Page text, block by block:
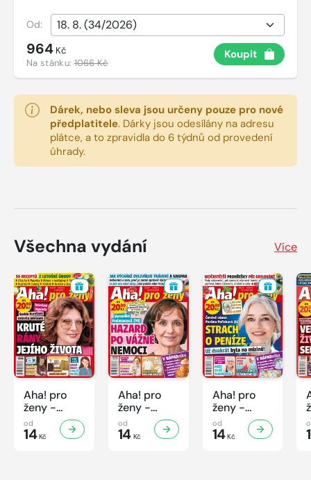
Od:
964 Kč
Na stánku:1066 Kč
Koupit
Dárek, nebo sleva jsou určeny pouze pro nové
předplatitele. Dárky jsou odesílány na adresu
plátce, a to zpravidla do 6 týdnů od provedení
úhrady.
Všechna vydání Více
Aha! pro
ženy -
32/2026
od
14Kč
Aha! pro
ženy -
31/2026
od
14Kč
Aha! pro
ženy -
30/2026
od
14Kč